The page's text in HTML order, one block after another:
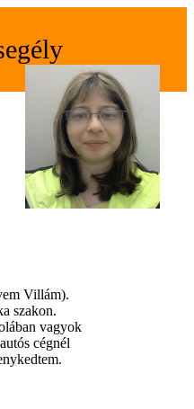
Villám).
szakon.
vagyok
cégnél